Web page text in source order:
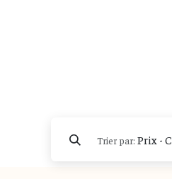
Trier par: Prix -